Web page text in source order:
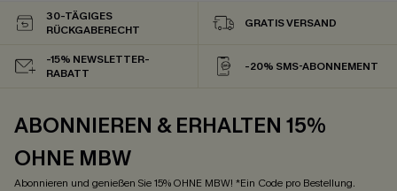
30-TÄGIGES
RÜCKGABERECHT
GRATIS VERSAND
-15% NEWSLETTER-
RABATT
-20% SMS-ABONNEMENT
ABONNIEREN & ERHALTEN 15%
OHNE MBW
Abonnieren und genießen Sie 15% OHNE MBW! *Ein Code pro Bestellung.